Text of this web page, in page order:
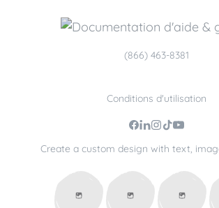
(866) 463-8381
Conditions d'utilisation
Create a custom design with text,